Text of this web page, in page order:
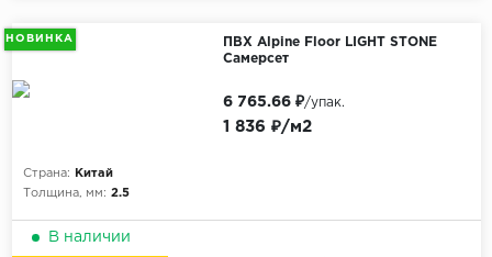
НОВИНКА
ПВХ Alpine Floor LIGHT STONE
Самерсет
Страна:
Китай
Толщина, мм: 2.5
1 836 ₽/м2
6 765.66 ₽/упак.
В наличии